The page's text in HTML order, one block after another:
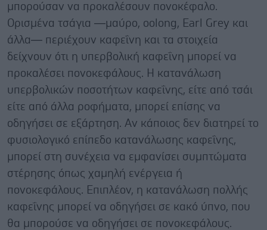
μπορούσαν να προκαλέσουν πονοκέφαλο.
Ορισμένα τσάγια —μαύρο, oolong, Earl Grey και
άλλα— περιέχουν καφεΐνη και τα στοιχεία
δείχνουν ότι η υπερβολική καφεΐνη μπορεί να
προκαλέσει πονοκεφάλους. Η κατανάλωση
υπερβολικών ποσοτήτων καφεΐνης, είτε από τσάι
είτε από άλλα ροφήματα, μπορεί επίσης να
οδηγήσει σε εξάρτηση. Αν κάποιος δεν διατηρεί το
φυσιολογικό επίπεδο κατανάλωσης καφεΐνης,
μπορεί στη συνέχεια να εμφανίσει συμπτώματα
στέρησης όπως χαμηλή ενέργεια ή
πονοκεφάλους. Επιπλέον, η κατανάλωση πολλής
καφεΐνης μπορεί να οδηγήσει σε κακό ύπνο, που
θα μπορούσε να οδηγήσει σε πονοκεφάλους.